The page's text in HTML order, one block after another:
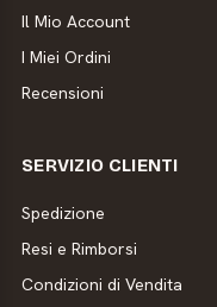
Il Mio Account
I Miei Ordini
Recensioni
SERVIZIO CLIENTI
Spedizione
Resi e Rimborsi
Condizioni di Vendita